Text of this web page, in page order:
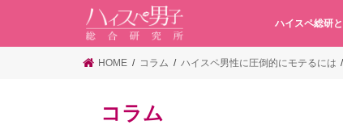
ハイスペ総研
HOME コラム ハイスペ男性に圧倒的にモテるには
コラム